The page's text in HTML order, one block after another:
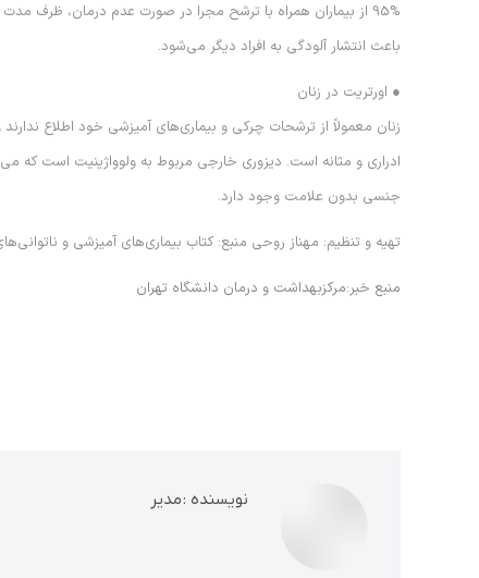
باعث انتشار آلودگي به افراد ديگر مي‌شود.
● اورتريت در زنان
زنان معمولاً از ترشحات چركي و بيماري‌هاي آميزشي خود اطلاع
ادراري و مثانه است. ديزوري خارجي مربوط به ولوواژينيت است
جنسي بدون علامت وجود دارد.
تهيه و تنظيم: مهناز روحي منبع: كتاب بيماري‌هاي آميزشي و
منبع خبر:مرکزبهداشت و درمان دانشگاه تهران
نویسنده :مدیر